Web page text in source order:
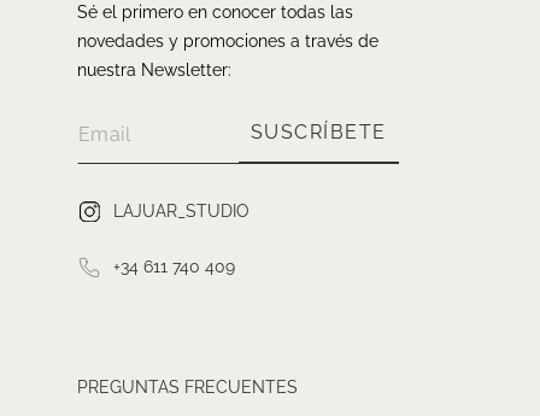
Sé el primero en conocer todas las
novedades y promociones a través de
nuestra Newsletter:
SUSCRÍBETE
LAJUAR_STUDIO
+34 611 740 409
PREGUNTAS FRECUENTES